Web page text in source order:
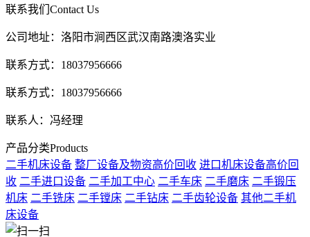
联系我们 Contact Us
公司地址：洛阳市涧西区武汉南路澳洛实业
联系方式：18037956666
联系方式：18037956666
联系人：冯经理
产品分类Products
二手机床设备 整厂设备及物资高价回收 进口机床设备高价回
收 二手进口设备 二手加工中心 二手车床 二手磨床 二手锻压
机床 二手铣床 二手镗床 二手钻床 二手齿轮设备 其他二手机
床设备